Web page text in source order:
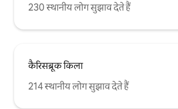
230 स्थानीय लोग सुझाव देते हैं
कैरिसब्रूक किला
214 स्थानीय लोग सुझाव देते हैं